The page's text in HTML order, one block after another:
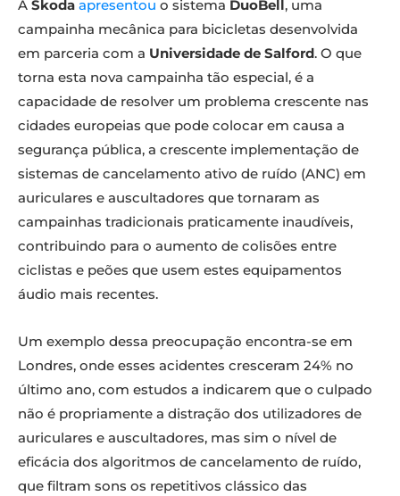
A Skoda apresentou o sistema DuoBell, uma
campainha mecânica para bicicletas desenvolvida
em parceria com a Universidade de Salford. O que
torna esta nova campainha tão especial, é a
capacidade de resolver um problema crescente nas
cidades europeias que pode colocar em causa a
segurança pública, a crescente implementação de
sistemas de cancelamento ativo de ruído (ANC) em
auriculares e auscultadores que tornaram as
campainhas tradicionais praticamente inaudíveis,
contribuindo para o aumento de colisões entre
ciclistas e peões que usem estes equipamentos
áudio mais recentes.
Um exemplo dessa preocupação encontra-se em
Londres, onde esses acidentes cresceram 24% no
último ano, com estudos a indicarem que o culpado
não é propriamente a distração dos utilizadores de
auriculares e auscultadores, mas sim o nível de
eficácia dos algoritmos de cancelamento de ruído,
que filtram sons os repetitivos clássico das